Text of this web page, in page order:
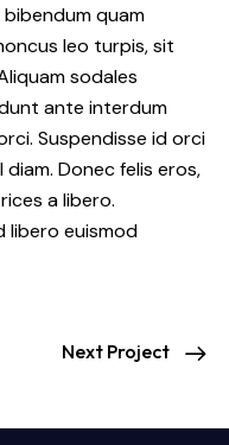
quam
leo turpis, sit
sodales
ante interdum
Suspendisse id orci
Donec felis eros,
a libero.
libero euismod
Next Project